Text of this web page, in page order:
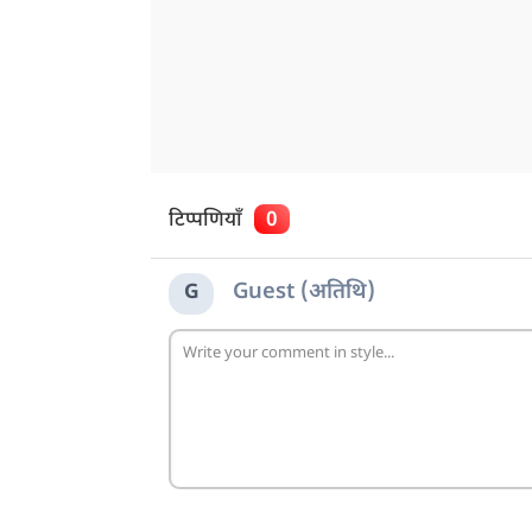
टिप्पणियाँ 0
G Guest (अतिथि)